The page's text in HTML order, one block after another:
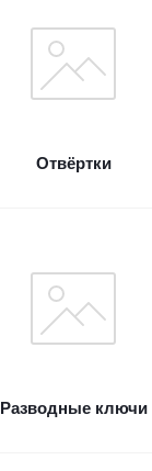
Отвёртки
Разводные ключи